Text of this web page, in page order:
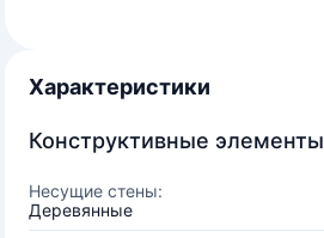
Характеристики
Конструктивные элементы
Несущие стены:
Деревянные